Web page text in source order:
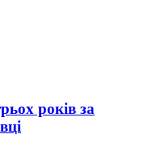
років за